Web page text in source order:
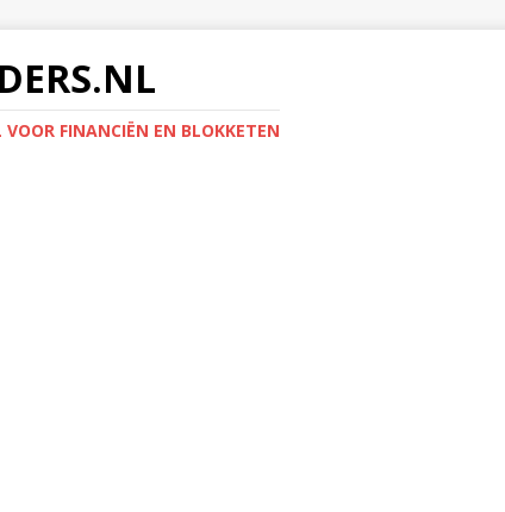
FINANCIËN EN BLOKKETEN